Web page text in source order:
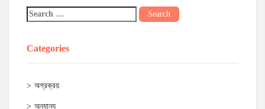
Categories
অগ্রক্রয়
অন্যান্য